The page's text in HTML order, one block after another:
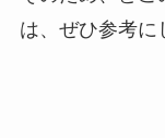
は、ぜひ参考に